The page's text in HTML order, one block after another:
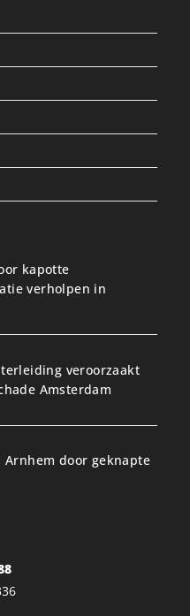
kapotte
verholpen in
veroorzaakt
Amsterdam
Arnhem door geknapte